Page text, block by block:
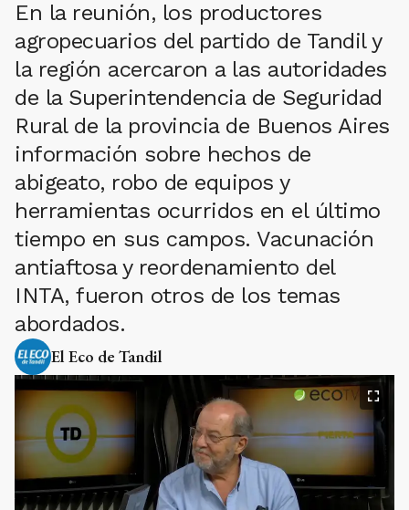
En la reunión, los productores
agropecuarios del partido de Tandil y
la región acercaron a las autoridades
de la Superintendencia de Seguridad
Rural de la provincia de Buenos Aires
información sobre hechos de
abigeato, robo de equipos y
herramientas ocurridos en el último
tiempo en sus campos. Vacunación
antiaftosa y reordenamiento del
INTA, fueron otros de los temas
abordados.
El Eco de Tandil